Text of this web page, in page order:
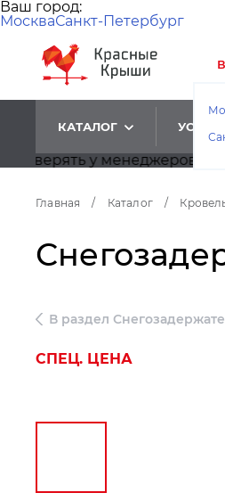
Ваш город:
МоскваСанкт-Петербург
КАТАЛОГ УСЛУГИ
у менеджеров
Главная / Каталог /
В раздел
СПЕЦ. ЦЕНА